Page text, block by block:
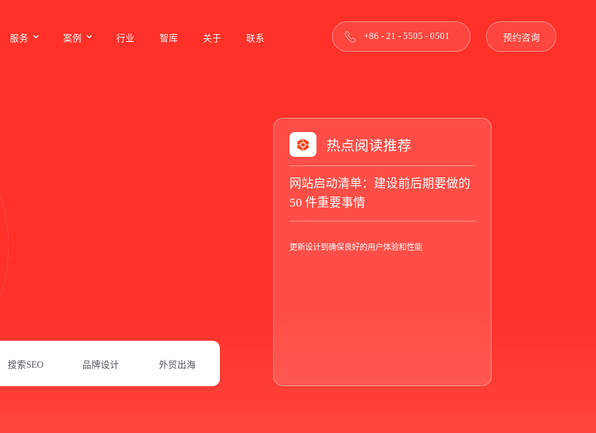
服务
案例
行业
智库
关于
联系
+86 - 21 - 5505 - 0501 预约咨询
搜索SEO 品牌设计 外贸出海
热点阅读推荐
网站启动清单：建设前后期要做的
50 件重要事情
更新设计到确保良好的用户体验和性能